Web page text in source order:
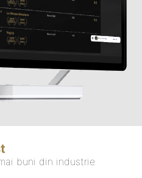
buni din industrie